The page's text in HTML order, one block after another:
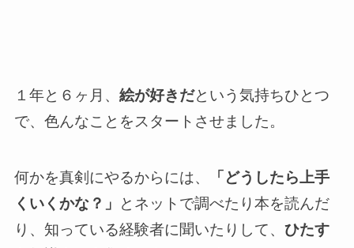
１年と６ヶ月、 絵が好きだという気持ちひとつ
で、色んなことをスタートさせました。
何かを真剣にやるからには、
「どうしたら上手
くいくかな？」
とネットで調べたり本を読んだ
り、知っている経験者に聞いたりして、 ひたす